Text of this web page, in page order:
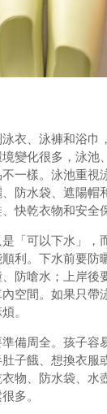
衣、泳褲和浴巾
變化很多，泳池
一樣。泳池重視
防水袋、遮陽帽
快乾衣物和安全
「可以下水」，
利。下水前要防
防嗆水；上岸後
空間。如果只帶
。
備周全。孩子容
子餓、想換衣服
物、防水袋、水
多。